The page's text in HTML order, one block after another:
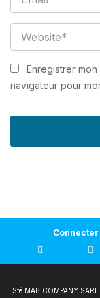
Enregistrer
navigateur pour
Sté MAB COMPANY